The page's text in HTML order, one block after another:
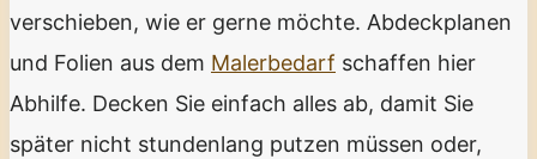
verschieben, wie er gerne möchte. Abdeckplanen
und Folien aus dem Malerbedarf schaffen hier
Abhilfe. Decken Sie einfach alles ab, damit Sie
später nicht stundenlang putzen müssen oder,